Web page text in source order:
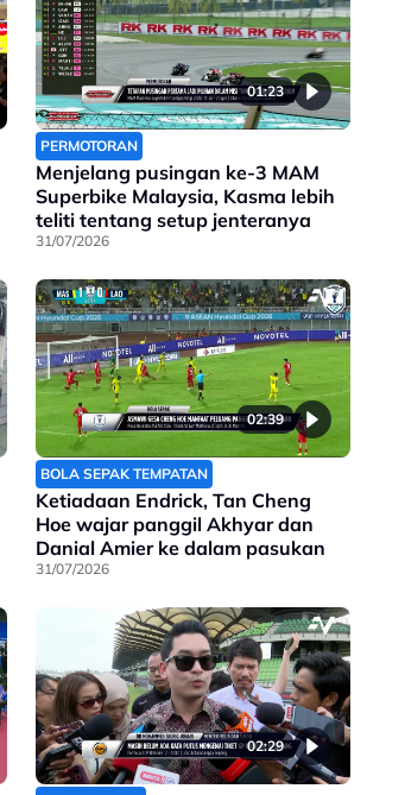
01:23
PERMOTORAN
Menjelang pusingan ke-3 MAM
Superbike Malaysia, Kasma lebih
teliti tentang setup jenteranya
31/07/2026
02:39
BOLA SEPAK TEMPATAN
Ketiadaan Endrick, Tan Cheng
Hoe wajar panggil Akhyar dan
Danial Amier ke dalam pasukan
31/07/2026
02:29